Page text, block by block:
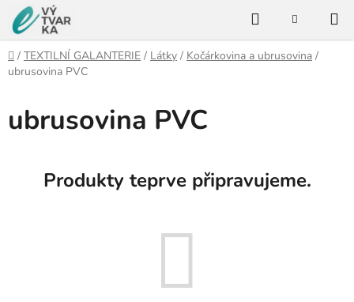
Přejít
na
obsah
HledatNÁKUPNÍ
Domů
/ TEXTILNÍ GALANTERIE / Látky / Kočárkovina a ubrusovina /
ubrusovina PVC
ubrusovina PVC
Produkty teprve připravujeme.